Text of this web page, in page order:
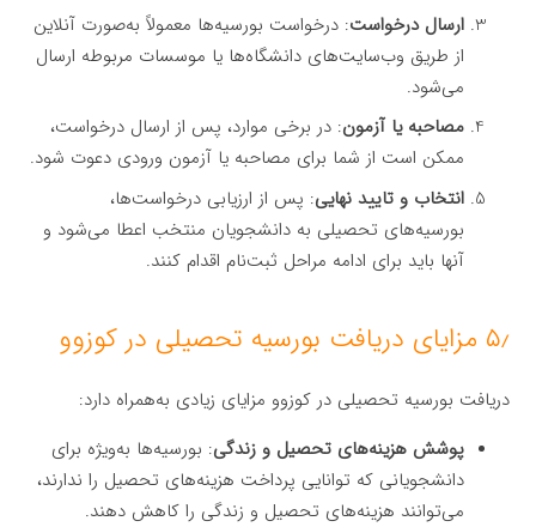
ارسال درخواست: درخواست بورسیه‌ها معمولاً به‌صورت آنلاین
از طریق وب‌سایت‌های دانشگاه‌ها یا موسسات مربوطه ارسال
می‌شود.
مصاحبه یا آزمون: در برخی موارد، پس از ارسال درخواست،
ممکن است از شما برای مصاحبه یا آزمون ورودی دعوت شود.
انتخاب و تایید نهایی: پس از ارزیابی درخواست‌ها،
بورسیه‌های تحصیلی به دانشجویان منتخب اعطا می‌شود و
آنها باید برای ادامه مراحل ثبت‌نام اقدام کنند.
۵٫ مزایای دریافت بورسیه تحصیلی در کوزوو
دریافت بورسیه تحصیلی در کوزوو مزایای زیادی به‌همراه دارد:
پوشش هزینه‌های تحصیل و زندگی: بورسیه‌ها به‌ویژه برای
دانشجویانی که توانایی پرداخت هزینه‌های تحصیل را ندارند،
می‌توانند هزینه‌های تحصیل و زندگی را کاهش دهند.